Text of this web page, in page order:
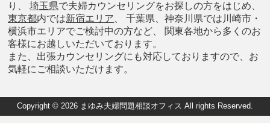
り、埼玉県で夫婦カウンセリングをお探しの方をはじめ、
東京都内では新宿エリア、 千葉県、神奈川県では川崎市・
横浜市エリアでご検討中の方など、 関東各地から多くのお
客様にお越しいただいております。
また、出張カウンセリングにも対応しておりますので、お
気軽にご相談いただけます。
Copyright © 2026 まゆみ夫婦問題相談オフィス All rights Reserved.